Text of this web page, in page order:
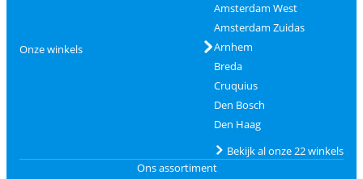
Onze winkels
Amsterdam West
Amsterdam Zuidas
Arnhem
Breda
Cruquius
Den Bosch
Den Haag
Bekijk al onze 22 winkels
Ons assortiment